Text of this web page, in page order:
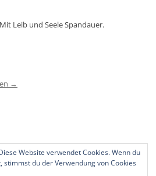
Leib und Seele Spandauer.
→
Website verwendet Cookies. Wenn du
du der Verwendung von Cookies